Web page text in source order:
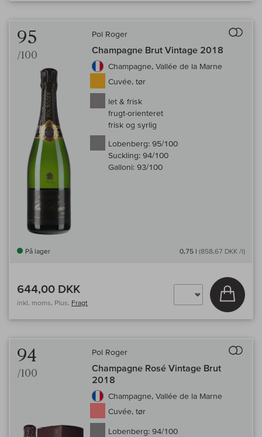
95
/100
Pol Roger
Champagne Brut Vintage 2018
Champagne, Vallée de la Marne
Cuvée, tør
let & frisk
frugt-orienteret
frisk og syrlig
Lobenberg: 95/100
Suckling: 94/100
Galloni: 93/100
På lager 0,75 l (858,67 DKK /l)
644,00 DKK
inkl. moms, Plus. Fragt
Læg i
94
/100
Pol Roger
Champagne Rosé Vintage Brut
2018
Champagne, Vallée de la Marne
Cuvée, tør
Lobenberg: 94/100